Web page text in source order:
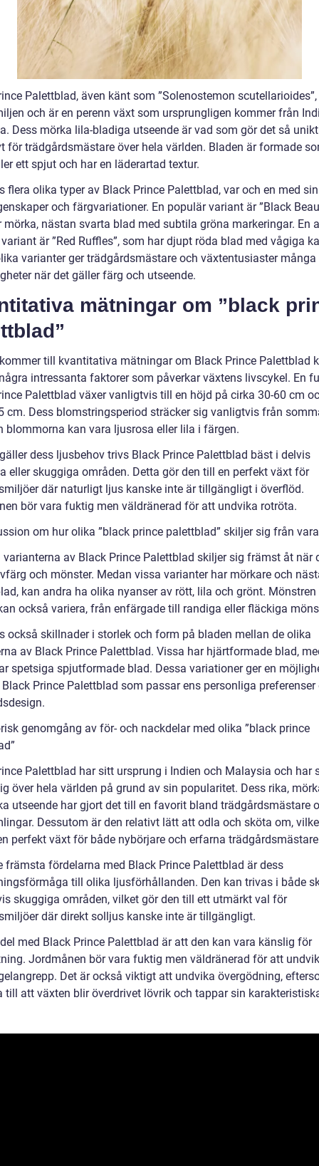
Palettblad, även känt som ”Solenostemon
och är en perenn växt som ursprungligen kommer från
Dess mörka lila-bladiga utseende är vad som gör det så
för trädgårdsmästare över hela världen. Bladen är formade
ett spjut och har en läderartad textur.
flera olika typer av Black Prince Palettblad, var och en med
och färgvariationer. En populär variant är ”Black
mörka, nästan svarta blad med subtila gröna markeringar. En
är ”Red Ruffles”, som har djupt röda blad med vågiga
varianter ger trädgårdsmästare och växtentusiaster många
när det gäller färg och utseende.
mätningar om ”black
till kvantitativa mätningar om Black Prince Palettblad
intressanta faktorer som påverkar växtens livscykel. En
Palettblad växer vanligtvis till en höjd på cirka 30-60 cm
cm. Dess blomstringsperiod sträcker sig vanligtvis från
blommorna kan vara ljusrosa eller lila i färgen.
dess ljusbehov trivs Black Prince Palettblad bäst i delvis
eller skuggiga områden. Detta gör den till en perfekt växt för
där naturligt ljus kanske inte är tillgängligt i överflöd.
bör vara fuktig men väldränerad för att undvika rotröta.
om hur olika ”black prince palettblad” skiljer sig från
varianterna av Black Prince Palettblad skiljer sig främst åt när
och mönster. Medan vissa varianter har mörkare och
kan andra ha olika nyanser av rött, lila och grönt. Mönstren
också variera, från enfärgade till randiga eller fläckiga
också skillnader i storlek och form på bladen mellan de olika
av Black Prince Palettblad. Vissa har hjärtformade blad,
spetsiga spjutformade blad. Dessa variationer ger en
Prince Palettblad som passar ens personliga preferenser
genomgång av för- och nackdelar med olika ”black prince
Palettblad har sitt ursprung i Indien och Malaysia och har
över hela världen på grund av sin popularitet. Dess rika,
utseende har gjort det till en favorit bland trädgårdsmästare
Dessutom är den relativt lätt att odla och sköta om,
perfekt växt för både nybörjare och erfarna
främsta fördelarna med Black Prince Palettblad är dess
till olika ljusförhållanden. Den kan trivas i både
skuggiga områden, vilket gör den till ett utmärkt val för
där direkt solljus kanske inte är tillgängligt.
med Black Prince Palettblad är att den kan vara känslig för
Jordmånen bör vara fuktig men väldränerad för att
Det är också viktigt att undvika övergödning,
till att växten blir överdrivet lövrik och tappar sin